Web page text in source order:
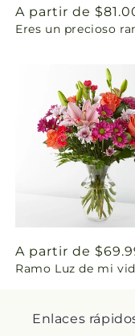
i
s
i
:
Precio
habitual
A partir de
Eres un precioso
Precio
habitual
A partir de
Ramo Luz de mi
Enlaces